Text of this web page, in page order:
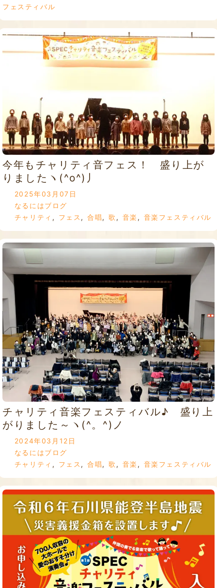
フェスティバル
今年もチャリティ音フェス！ 盛り上が
りましたヽ(^o^)丿
2025年03月07日
なるにはブログ
チャリティ , フェス ,合唱,歌 , 音楽 , 音楽フェスティバル
チャリティ音楽フェスティバル♪ 盛り上
がりました～ヽ(^。^)ノ
2024年03月12日
なるにはブログ
チャリティ , フェス ,合唱,歌 , 音楽 , 音楽フェスティバル